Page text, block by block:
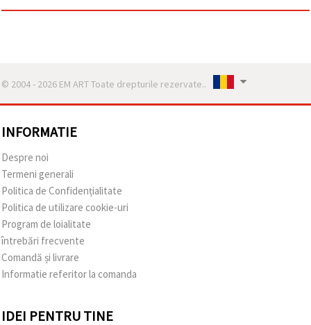
© 2004 - 2026 EM ART Toate drepturile rezervate..
INFORMATIE
Despre noi
Termeni generali
Politica de Confidențialitate
Politica de utilizare cookie-uri
Program de loialitate
întrebări frecvente
Comandă și livrare
Informatie referitor la comanda
IDEI PENTRU TINE